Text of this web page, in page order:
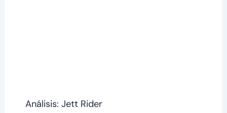
Análisis: Jett Rider